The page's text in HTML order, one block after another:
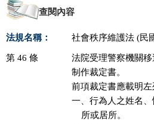
查閱內容
法規名稱： 社會秩序維護法 (民
第 46 條
法院受理警察機關
制作裁定書。
前項裁定書應載明左
一、行為人之姓名
    所或居所。